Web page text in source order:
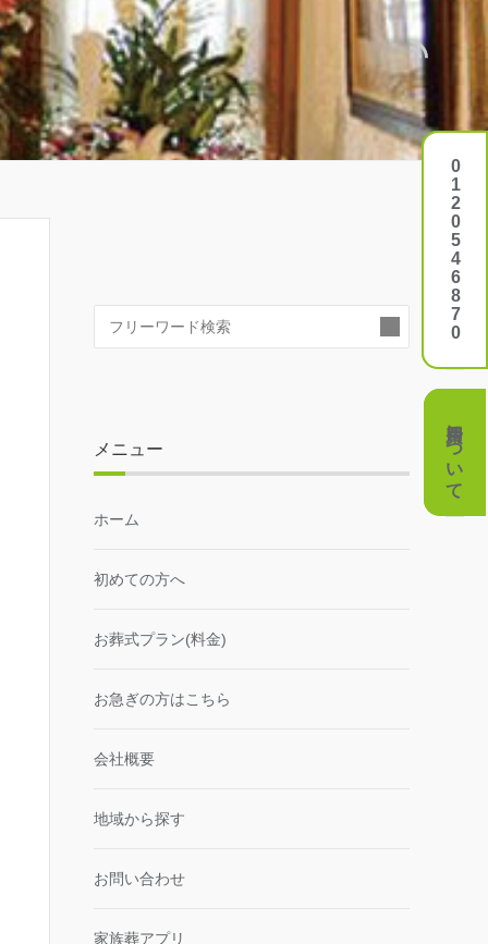
0120546870
費用について
メニュー
ホーム
初めての方へ
お葬式プラン(料金)
お急ぎの方はこちら
会社概要
地域から探す
お問い合わせ
家族葬アプリ
0120546870
費用について